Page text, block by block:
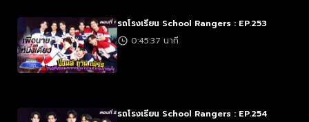
รถโรงเรียน School Rangers : EP.253
0:45:37 นาที
รถโรงเรียน School Rangers : EP.254